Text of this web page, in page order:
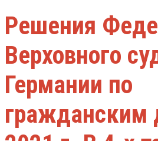
Решения
Верховного
Германии по
гражданским